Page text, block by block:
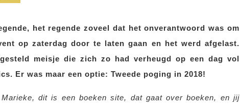
het regende zoveel dat het onverantwoord was om
op zaterdag door te laten gaan en het werd afgelast.
meisje die zich zo had verheugd op een dag vol
Er was maar een optie: Tweede poging in 2018!
dit is een boeken site, dat gaat over boeken, en jij